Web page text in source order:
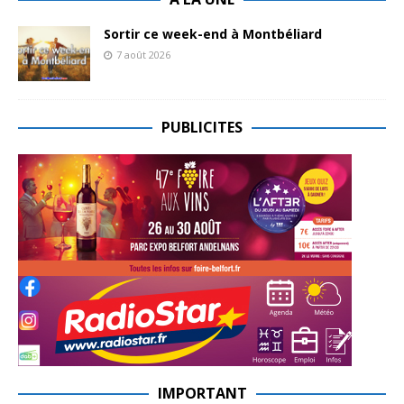
Sortir ce week-end à Montbéliard
7 août 2026
PUBLICITES
IMPORTANT